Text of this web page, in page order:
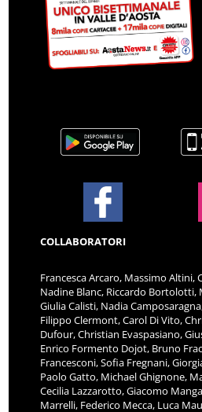
COLLABORATORI
Francesca Arcaro, Massimo Altini,
Nadine Blanc, Riccardo Bortolotti,
Giulia Calisti, Nadia
Filippo Clermont, Carol Di Vito,
Dufour, Christian Evaspasiano,
Enrico Formento Dojot, Bruno
Francesconi, Sofia Fregnani,
Paolo Gatto, Michael Ghignone,
Cecilia Lazzarotto, Giacomo
Marrelli, Federico Mecca, Luca